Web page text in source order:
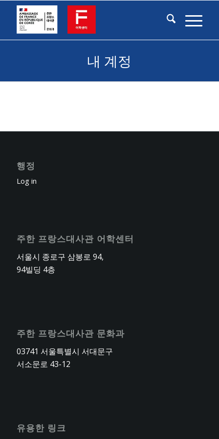
내 계정
행정
Log in
주한 프랑스대사관 어학센터
서울시 종로구 삼봉로 94,
94빌딩 4층
주한 프랑스대사관 문화과
03741 서울특별시 서대문구
서소문로 43-12
유용한 링크